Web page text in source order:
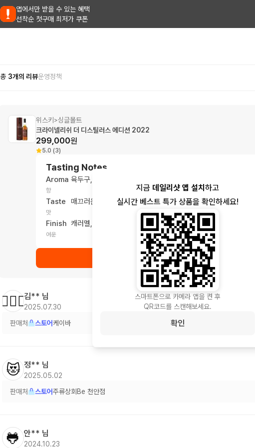
앱에서만 받을 수 있는 혜택
선착순 첫구매 최저가 쿠폰
총 3개의 리뷰운영정책
위스키 >싱글몰트
크라이넬리쉬 더 디스틸러스 에디션 2022
299,000원
5.0 (3)
Tasting Notes
Aroma
향
육두구, 건포도, 체리, 말린 오렌지 껍질, 꽃, 과일, 달콤한
Taste
맛
매끄러운, 밀랍, 마카다미아, 헤이즐넛, 크리미, 바닐라, 바다 내음
Finish
여운
캐러멜, 계피, 긴 여운
상품 보러가기
🙆🏻‍♀️김** 님
2025.07.30
판매처 스토어 케이바
😻 정** 님
2025.05.02
판매처 스토어주류상회Be 천안점
🐸 안** 님
2024.10.23
지금 데일리샷 앱 설치하고
실시간 베스트 특가 상품을 확인하세요!
스마트폰으로 카메라 앱을 켠 후
QR코드를 스캔해보세요.
확인